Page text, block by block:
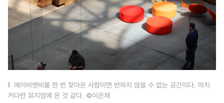
에어비앤비를 한 번 찾아온 사람이면 반하지 않을 수 없는 공간이다. 마치
커다란 뮤지엄에 온 것 같다. ©이은재